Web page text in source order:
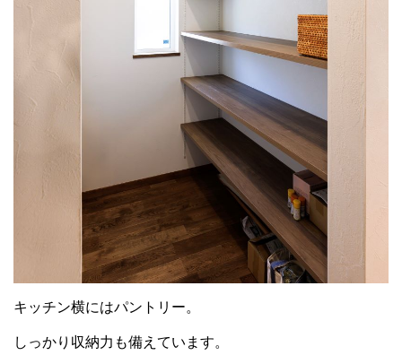
キッチン横にはパントリー。
しっかり収納力も備えています。